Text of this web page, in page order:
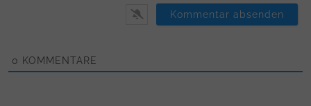
0 KOMMENTARE